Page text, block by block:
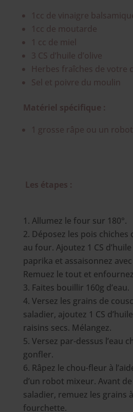
1cc de vinaigre
1cc de moutarde
1 cc de miel
3 CS d’huile d’olive
Herbes fraîches de votre
Sel et poivre du moulin
Matériel spécifique :
1 grosse râpe ou un
Les étapes :
Allumez le four sur 180°.
Déposez les pois
au four. Ajoutez 1 CS
paprika et assaisonnez
Remuez le tout et
Faites bouillir 160g d’eau.
Versez les grains de
saladier, ajoutez 1 CS
raisins secs. Mélangez.
Versez par-dessus l’eau
gonfler.
Râpez le chou-fleur à
d’un robot mixeur. Avant
saladier, remuez les grains à
fourchette.